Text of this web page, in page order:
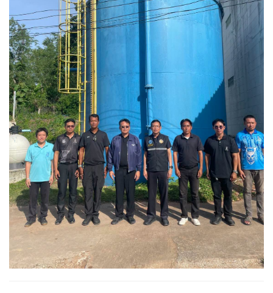
หน้า
หลัก
หรือ
โฮมเพจ
หน้า
แจ้ง
เรื่อง
ร้อง
เรียน
หน้า
โทรศัพท์,โทรสาร,อีเมล์
หน้า
คำถาม
ยอด
ฮิต